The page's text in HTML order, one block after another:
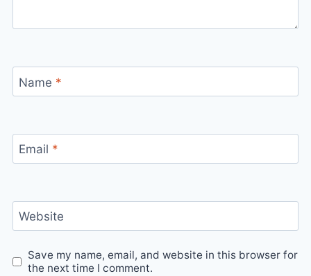
Name *
Email *
Website
Save my name, email, and website in this browser for
the next time I comment.